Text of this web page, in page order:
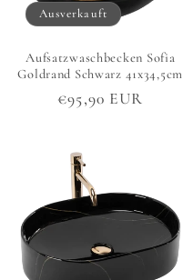
Ausverkauft
Aufsatzwaschbecken Sofia
Goldrand Schwarz 41x34,5cm
Normaler
€95,90 EUR